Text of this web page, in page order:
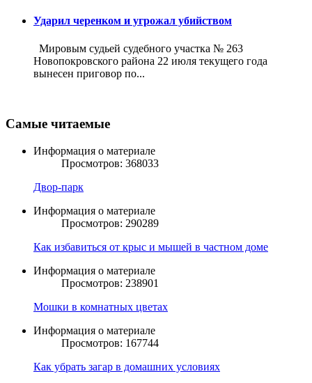
Ударил черенком и угрожал убийством
Мировым судьей судебного участка № 263
Новопокровского района 22 июля текущего года
вынесен приговор по...
Самые читаемые
Информация о материале
Просмотров: 368033
Двор-парк
Информация о материале
Просмотров: 290289
Как избавиться от крыс и мышей в частном доме
Информация о материале
Просмотров: 238901
Мошки в комнатных цветах
Информация о материале
Просмотров: 167744
Как убрать загар в домашних условиях